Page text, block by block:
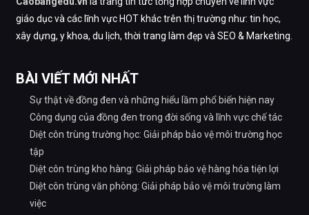
Caobangedu.vn là trang tin tức tổng hợp chuyên về lĩnh vực
giáo dục và các lĩnh vực HOT khác trên thị trường như: tin học,
xây dựng, y khoa, du lịch, thời trang làm đẹp và SEO & Marketing.
BÀI VIẾT MỚI NHẤT
Sự thật về đồng đen và những hiểu lầm phổ biến hiện nay
Công dụng của đồng đen trong đời sống và lĩnh vực chế tác
Diệt côn trùng trường học: Giải pháp bảo vệ môi trường học
tập
Diệt côn trùng kho hàng: Giải pháp bảo vệ hàng hóa tiện lợi
Diệt côn trùng văn phòng: Giải pháp bảo vệ môi trường làm
việc